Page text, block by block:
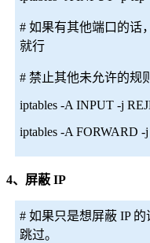
# 如果有其他端口的话
就行
# 禁止其他未允许的规
iptables -A INPUT -j
iptables -A FORWARD -
4、屏蔽 IP
# 如果只是想屏蔽 IP
跳过。